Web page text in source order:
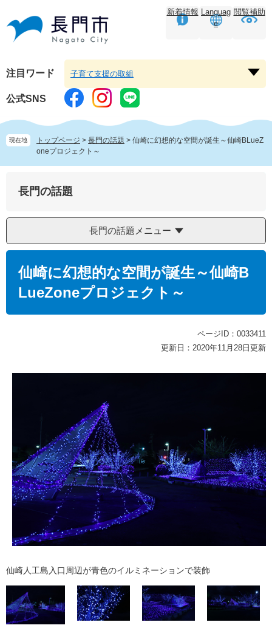
頭
す。
飛
し
本
文
へ
新着情報 Languag
e
閲覧補助
注目ワード
ー
を
子育て支援の取組
公式SNS
現在地 トップページ > 長門の話題 > 仙崎に幻想的な空間が誕生～仙崎BLueZ
oneプロジェクト～
長門の話題
長門の話題メニュー
仙崎に幻想的な空間が誕生～仙崎B
LueZoneプロジェクト～
ページID：0033411
更新日：2020年11月28日更新
仙崎人工島入口周辺が青色のイルミネーションで装飾